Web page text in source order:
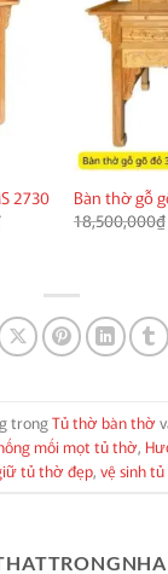
2730
Bàn thờ gỗ
18,500,000₫
trongTủ thờ bàn thờ
mối mọt tủ thờ,
tủ thờ đẹp, vệ sinh